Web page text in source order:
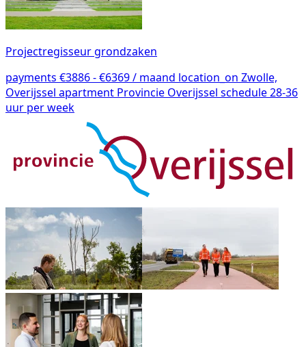
Projectregisseur grondzaken
payments €3886 - €6369 / maand location_on Zwolle,
Overijssel apartment Provincie Overijssel schedule28-36
uur per week